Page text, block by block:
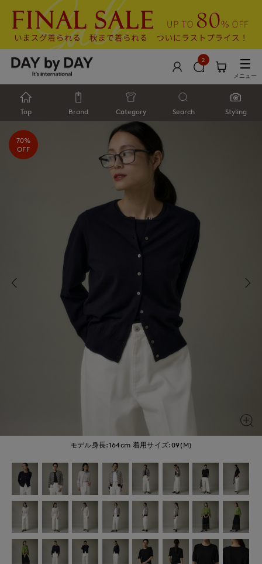
2
メニュー
Top Brand Category Search Styling
モデル身長:164cm 着用サイズ:09(M)
70%
OFF